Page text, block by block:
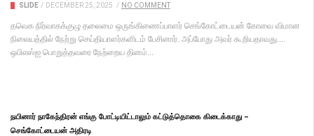
SLIDE / DECEMBER 25, 2025 / NO COMMENT
தவெக நிர்வாகக்குழு தலைமை ஒருங்கிணைப்பாளர் செங்கோட்டையன் கோவை விமான
நிலையத்தில் நேற்று செய்தியாளர்களிடம் பேசினார். அப்போது அவர் கூறியதாவது....
ஒபிஎஸ்ஐ பொறுத்தவரை நேற்றைய தினம்...
நயினார் நாகேந்திரன் எங்கு போட்டியிட்டாலும் கட்டுத்தொகை கிடைக்காது –
செங்கோட்டையன் அதிரடி